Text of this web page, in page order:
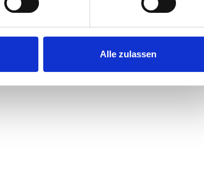
für soziale Medien anbieten zu können
zu Ihrer Verwendung unserer
Alle zulassen